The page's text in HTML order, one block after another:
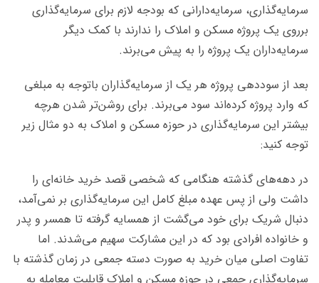
سرمایه‌گذاری، سرمایه‌دارانی که بودجه لازم برای سرمایه‌گذاری
برروی یک پروژه مسکن و املاک را ندارند با کمک دیگر
سرمایه‌داران یک پروژه را به پیش می‌برند.
بعد از سوددهی پروژه هر یک از سرمایه‌گذاران باتوجه به مبلغی
که وارد پروژه کرده‌اند سود می‌برند. برای روشن‌تر شدن هرچه
بیشتر این سرمایه‌گذاری در حوزه مسکن و املاک به دو مثال زیر
توجه کنید:
در دهه‌های گذشته هنگامی که شخصی قصد خرید خانه‌ای را
داشت ولی از پس عهده مبلغ کامل این سرمایه‌گذاری بر نمی‌آمد،
دنبال شریک برای خود می‌گشت از همسایه گرفته تا همسر و پدر
و خانواده افرادی بود که در این مشارکت سهیم می‌شدند. اما
تفاوت اصلی میان خرید به صورت دسته جمعی در زمان گذشته با
سرمایه‌گذاری جمعی در حوزه مسکن و املاک قابلیت معامله به